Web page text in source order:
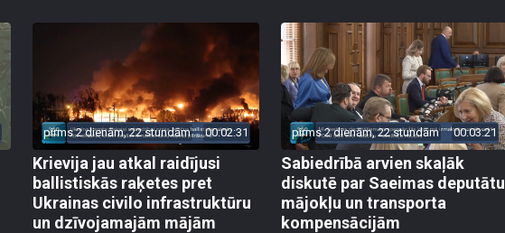
pirms 2 dienām, 22 stundām 00:02:31
Krievija jau atkal raidījusi
ballistiskās raķetes pret
Ukrainas civilo infrastruktūru
un dzīvojamajām mājām
pirms 2 dienām, 22 stundām 00:03:21
Sabiedrībā arvien skaļāk
diskutē par Saeimas deputātu
mājokļu un transporta
kompensācijām